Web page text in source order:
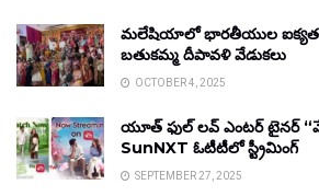
మలేషియాలో భారతీయుల ఐక్యతకు
బతుకమ్మ దీపావళి వేడుకలు
OCTOBER 4, 2025
యూత్ ఫుల్ లవ్ ఎంటర్ టైనర్
SunNXT ఓటీటీలో స్ట్రీమింగ్
SEPTEMBER 27, 2025